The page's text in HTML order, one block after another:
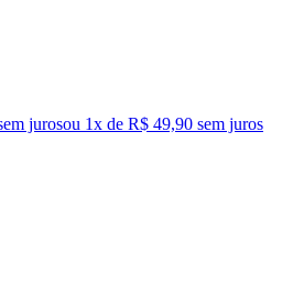
jurosou 1x de R$ 49,90 sem juros